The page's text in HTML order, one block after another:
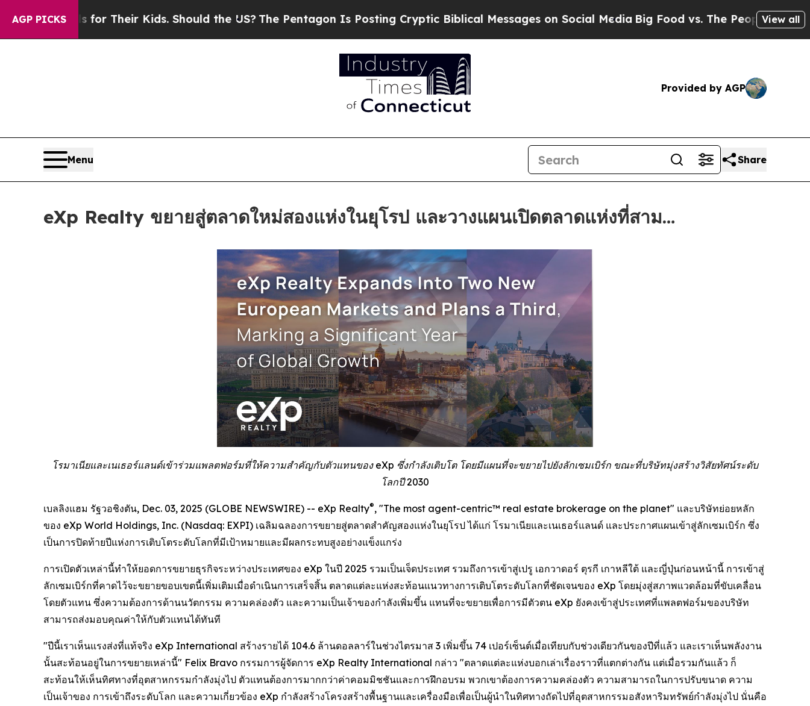
AGP PICKS
for Their Kids. Should the US?The Pentagon Is Posting Cryptic Biblical Messages on Social MediaBig Food vs. The People. Big Food’s 239
View all
Provided by AGP
Menu Share
eXp Realty ขยายสู่ตลาดใหม่สองแห่งในยุโรป และวางแผนเปิดตลาดแห่งที่สาม…
โรมาเนียและเนเธอร์แลนด์เข้าร่วมแพลตฟอร์มที่ให้ความสำคัญกับตัวแทนของ eXp ซึ่งกำลังเติบโต โดยมีแผนที่จะขยายไปยังลักเซมเบิร์ก ขณะที่บริษัทมุ่งสร้างวิสัยทัศน์ระดับ
โลกปี 2030
เบลลิงแฮม รัฐวอชิงตัน, Dec. 03, 2025 (GLOBE NEWSWIRE) -- eXp Realty®, "The most agent-centric™ real estate brokerage on the planet" และบริษัทย่อยหลัก
ของ eXp World Holdings, Inc. (Nasdaq: EXPI) เฉลิมฉลองการขยายสู่ตลาดสำคัญสองแห่งในยุโรป ได้แก่ โรมาเนียและเนเธอร์แลนด์ และประกาศแผนเข้าสู่ลักเซมเบิร์ก ซึ่ง
เป็นการปิดท้ายปีแห่งการเติบโตระดับโลกที่มีเป้าหมายและมีผลกระทบสูงอย่างแข็งแกร่ง
การเปิดตัวเหล่านี้ทำให้ยอดการขยายธุรกิจระหว่างประเทศของ eXp ในปี 2025 รวมเป็นเจ็ดประเทศ รวมถึงการเข้าสู่เปรู เอกวาดอร์ ตุรกี เกาหลีใต้ และญี่ปุ่นก่อนหน้านี้ การเข้าสู่
ลักเซมเบิร์กที่คาดไว้จะขยายขอบเขตนี้เพิ่มเติมเมื่อดำเนินการเสร็จสิ้น ตลาดแต่ละแห่งสะท้อนแนวทางการเติบโตระดับโลกที่ชัดเจนของ eXp โดยมุ่งสู่สภาพแวดล้อมที่ขับเคลื่อน
โดยตัวแทน ซึ่งความต้องการด้านนวัตกรรม ความคล่องตัว และความเป็นเจ้าของกำลังเพิ่มขึ้น แทนที่จะขยายเพื่อการมีตัวตน eXp ยังคงเข้าสู่ประเทศที่แพลตฟอร์มของบริษัท
สามารถส่งมอบคุณค่าให้กับตัวแทนได้ทันที
"ปีนี้เราเห็นแรงส่งที่แท้จริง eXp International สร้างรายได้ 104.6 ล้านดอลลาร์ในช่วงไตรมาส 3 เพิ่มขึ้น 74 เปอร์เซ็นต์เมื่อเทียบกับช่วงเดียวกันของปีที่แล้ว และเราเห็นพลังงาน
นั้นสะท้อนอยู่ในการขยายเหล่านี้" Felix Bravo กรรมการผู้จัดการ eXp Realty International กล่าว "ตลาดแต่ละแห่งบอกเล่าเรื่องราวที่แตกต่างกัน แต่เมื่อรวมกันแล้ว ก็
สะท้อนให้เห็นทิศทางที่อุตสาหกรรมกำลังมุ่งไป ตัวแทนต้องการมากกว่าค่าคอมมิชชันและการฝึกอบรม พวกเขาต้องการความคล่องตัว ความสามารถในการปรับขนาด ความ
เป็นเจ้าของ การเข้าถึงระดับโลก และความเกี่ยวข้อง eXp กำลังสร้างโครงสร้างพื้นฐานและเครื่องมือเพื่อเป็นผู้นำในทิศทางถัดไปที่อุตสาหกรรมอสังหาริมทรัพย์กำลังมุ่งไป นั่นคือ